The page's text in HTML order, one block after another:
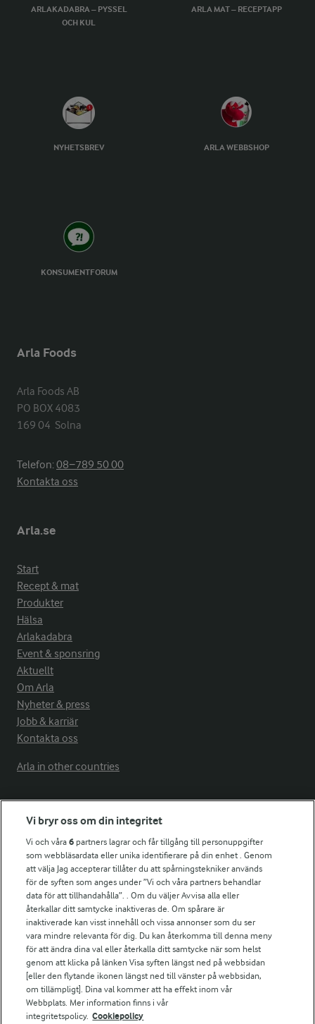
ARLAKADABRA – PYSSEL
OCH KUL
ARLA MAT – RECEPTAPP
NYHETSBREV ARLA WEBBSHOP
KONSUMENTFORUM
Arla Foods
Arla Foods AB
PO BOX 4083
169 04  Solna
Telefon:08−789 50 00
Kontakta oss
Arla.se
Start
Recept & mat
Produkter
Hälsa
Arlakadabra
Event & sponsring
Aktuellt
Om Arla
Nyheter & press
Jobb & karriär
Kontakta oss
Arla in other countries
Fler Arlasajter
För ägare
Arlas kundportal
Arla.com
Falbygdens Ost
Arla webbshop
Bildbank
Följ oss
Vi bryr oss om din integritet
Vi och våra6 partners lagrar och får tillgång till personuppgifter
som webbläsardata eller unika identifierare på din enhet . Genom
att välja Jag accepterar tillåter du att spårningstekniker används
för de syften som anges under ”Vi och våra partners behandlar
data för att tillhandahålla”. . Om du väljer Avvisa alla eller
återkallar ditt samtycke inaktiveras de. Om spårare är
inaktiverade kan visst innehåll och vissa annonser som du ser
vara mindre relevanta för dig. Du kan återkomma till denna meny
för att ändra dina val eller återkalla ditt samtycke när som helst
genom att klicka på länken Visa syften längst ned på webbsidan
[eller den flytande ikonen längst ned till vänster på webbsidan,
om tillämpligt]. Dina val kommer att ha effekt inom vår
Webbplats. Mer information finns i vår
integritetspolicy. Cookiepolicy